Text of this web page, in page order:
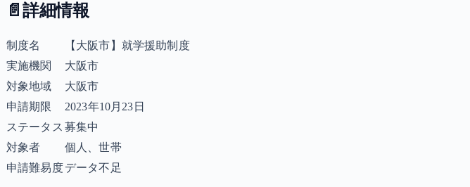
📄 詳細情報
制度名
【大阪市】就学援助制度
実施機関
大阪市
対象地域
大阪市
申請期限
2023年10月23日
ステータス 募集中
対象者
個人、世帯
申請難易度データ不足